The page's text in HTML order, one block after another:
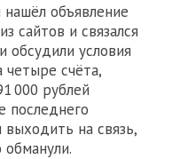
объявление
сайтов и связался
обсудили условия
четыре счёта,
000 рублей
последнего
на связь,